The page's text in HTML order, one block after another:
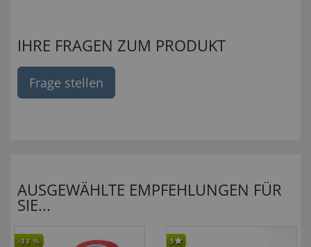
IHRE FRAGEN ZUM PRODUKT
Frage stellen
AUSGEWÄHLTE EMPFEHLUNGEN FÜR
SIE...
-33 % 5